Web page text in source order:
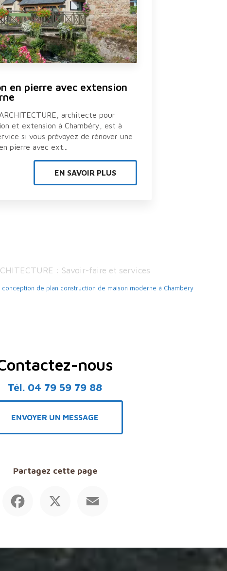
en pierre avec extension
architecte pour
et extension à Chambéry, est à
si vous prévoyez de rénover une
pierre avec ext...
EN SAVOIR PLUS
: Savoir-faire et services
de plan construction de maison moderne à Chambéry
nous
Tél. 04 79 59 79 88
ENVOYER UN MESSAGE
Partagez cette page